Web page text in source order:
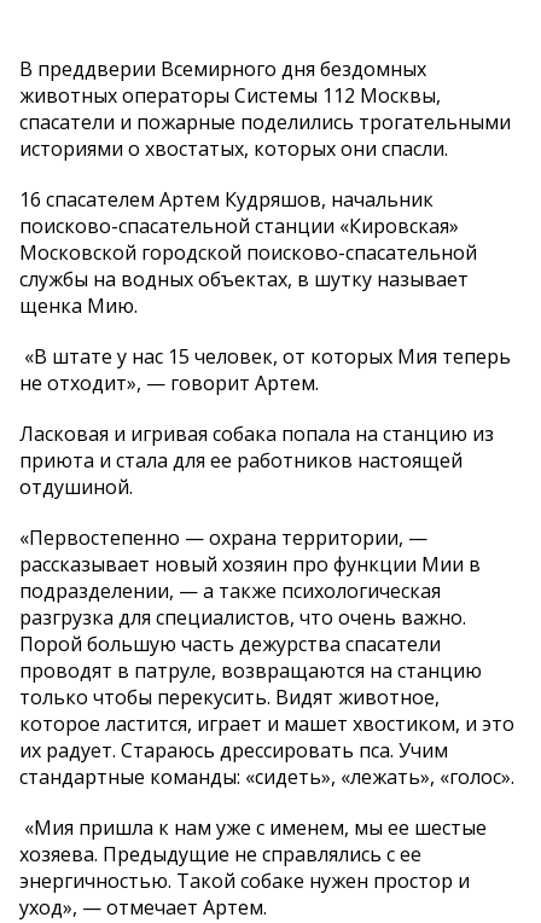
В преддверии Всемирного дня бездомных
животных операторы Системы 112 Москвы,
спасатели и пожарные поделились трогательными
историями о хвостатых, которых они спасли.
16 спасателем Артем Кудряшов, начальник
поисково-спасательной станции «Кировская»
Московской городской поисково-спасательной
службы на водных объектах, в шутку называет
щенка Мию.
«В штате у нас 15 человек, от которых Мия теперь
не отходит», — говорит Артем.
Ласковая и игривая собака попала на станцию из
приюта и стала для ее работников настоящей
отдушиной.
«Первостепенно — охрана территории, —
рассказывает новый хозяин про функции Мии в
подразделении, — а также психологическая
разгрузка для специалистов, что очень важно.
Порой большую часть дежурства спасатели
проводят в патруле, возвращаются на станцию
только чтобы перекусить. Видят животное,
которое ластится, играет и машет хвостиком, и это
их радует. Стараюсь дрессировать пса. Учим
стандартные команды: «сидеть», «лежать», «голос».
«Мия пришла к нам уже с именем, мы ее шестые
хозяева. Предыдущие не справлялись с ее
энергичностью. Такой собаке нужен простор и
уход», — отмечает Артем.